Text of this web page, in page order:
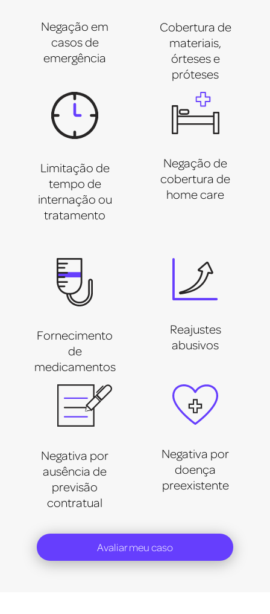
Negação em
casos de
emergência
Cobertura de
materiais,
órteses e
próteses
Limitação de
tempo de
internação ou
tratamento
Negação de
cobertura de
home care
Fornecimento
de
medicamentos
Reajustes
abusivos
Negativa por
ausência de
previsão
contratual
Negativa por
doença
preexistente
Avaliar meu caso